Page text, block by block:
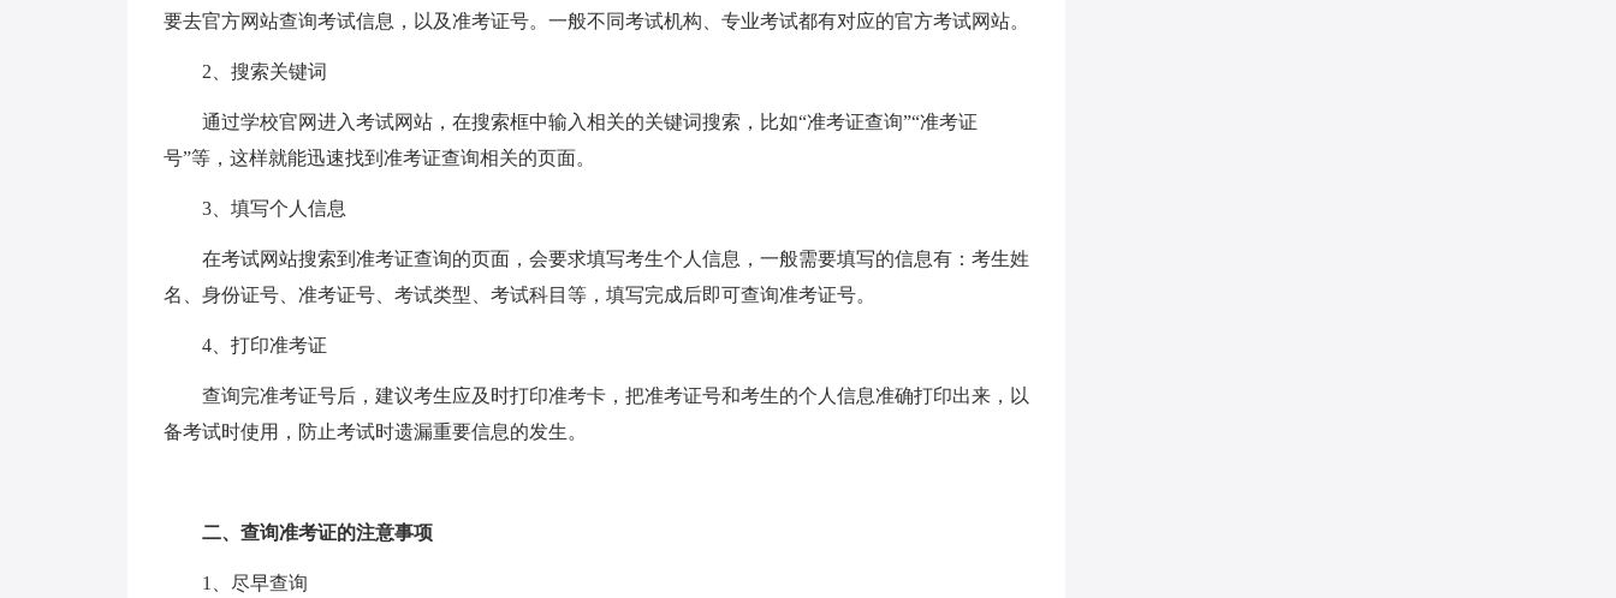
要去官方网站查询考试信息，以及准考证号。一般不同考试机构、专业考试都有对应的官方考试网站。
2、搜索关键词
通过学校官网进入考试网站，在搜索框中输入相关的关键词搜索，比如“准考证查询”“准考证
号”等，这样就能迅速找到准考证查询相关的页面。
3、填写个人信息
在考试网站搜索到准考证查询的页面，会要求填写考生个人信息，一般需要填写的信息有：考生姓
名、身份证号、准考证号、考试类型、考试科目等，填写完成后即可查询准考证号。
4、打印准考证
查询完准考证号后，建议考生应及时打印准考卡，把准考证号和考生的个人信息准确打印出来，以
备考试时使用，防止考试时遗漏重要信息的发生。
二、查询准考证的注意事项
1、尽早查询